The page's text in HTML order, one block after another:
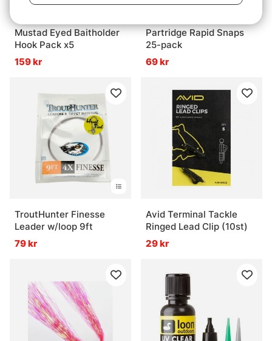
Mustad Eyed Baitholder
Hook Pack x5
159 kr
Partridge Rapid Snaps
25-pack
69 kr
TroutHunter Finesse
Leader w/loop 9ft
79 kr
Avid Terminal Tackle
Ringed Lead Clip (10st)
29 kr